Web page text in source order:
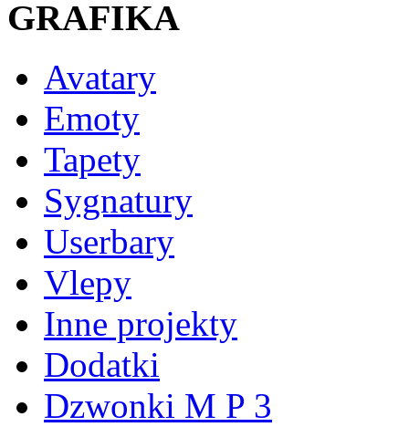
GRAFIKA
Avatary
Emoty
Tapety
Sygnatury
Userbary
Vlepy
Inne projekty
Dodatki
Dzwonki M P 3